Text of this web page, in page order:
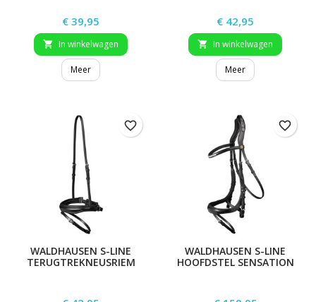
Prijs
€ 39,95
 In winkelwagen
Meer
Prijs
€ 42,95
 In winkelwagen
Meer
WALDHAUSEN S-LINE
TERUGTREKNEUSRIEM
favorite_border
WALDHAUSEN S-LINE
HOOFDSTEL SENSATION
favorite_border